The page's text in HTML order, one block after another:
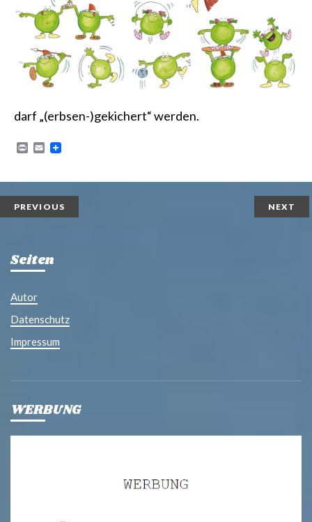
darf „(erbsen-)gekichert“ werden.
n
E
i
PREVIOUS NEXT
Seiten
Autor
Datenschutz
Impressum
WERBUNG